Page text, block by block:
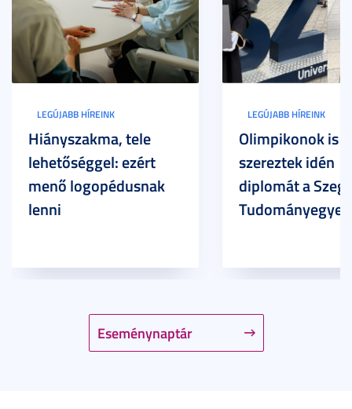
Eseménynaptár
LEGÚJABB HÍREINK
Hiányszakma, tele
lehetőséggel: ezért
menő logopédusnak
lenni
LEGÚJABB HÍREINK
Olimpikonok is
szereztek idén
diplomát a